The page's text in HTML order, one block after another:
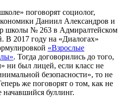
поговорят социолог,
Даниил Александров и
школы № 263 в Адмиралтейском
В 2017 году на «Диалогах»
«Взрослые
. Тогда договорились до того,
ни был лицей, если класс не
безопасности», то не
же поговорят о том, как не
буллинг.